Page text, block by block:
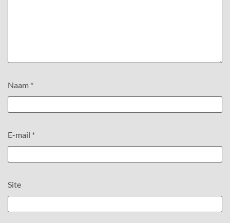
Naam *
E-mail *
Site